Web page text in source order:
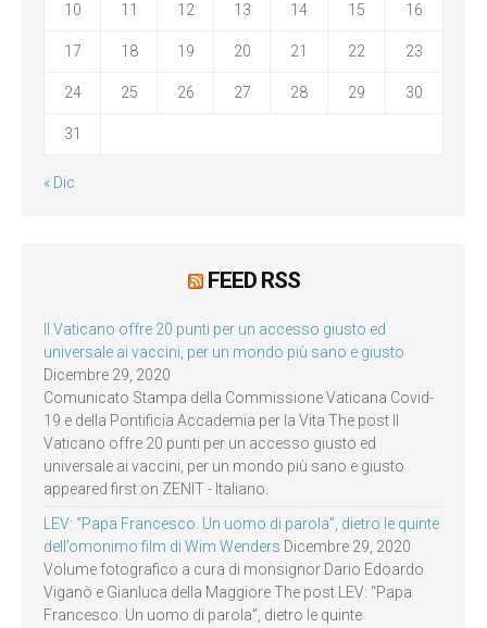
10 11 12 13 14 15 16
17 18 19 20 21 22 23
24 25 26 27 28 29 30
31
« Dic
FEED RSS
Il Vaticano offre 20 punti per un accesso giusto ed
universale ai vaccini, per un mondo più sano e giusto
Dicembre 29, 2020
Comunicato Stampa della Commissione Vaticana Covid-
19 e della Pontificia Accademia per la Vita The post Il
Vaticano offre 20 punti per un accesso giusto ed
universale ai vaccini, per un mondo più sano e giusto
appeared first on ZENIT - Italiano.
LEV: “Papa Francesco. Un uomo di parola”, dietro le quinte
dell’omonimo film di Wim Wenders Dicembre 29, 2020
Volume fotografico a cura di monsignor Dario Edoardo
Viganò e Gianluca della Maggiore The post LEV: “Papa
Francesco. Un uomo di parola”, dietro le quinte